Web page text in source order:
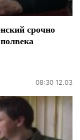
срочно
08:30 12.03